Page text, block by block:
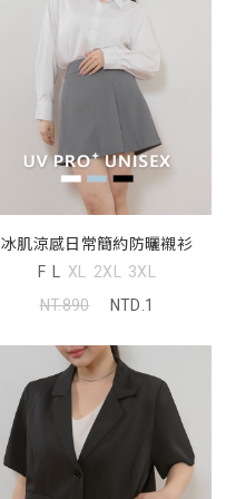
冰肌涼感日常簡約防曬襯衫
F L XL 2XL 3XL
NT.890
NTD.1